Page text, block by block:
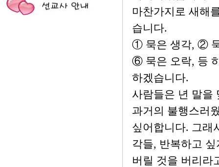
마찬가지로 새해
습니다.
① 묵은 생각, ②
⑥ 묵은 오락, 등
하겠습니다.
사람들은 년 말을
과거의 불행스러
싶어합니다. 그래
각들, 반복하고
버릴 것을 버리라